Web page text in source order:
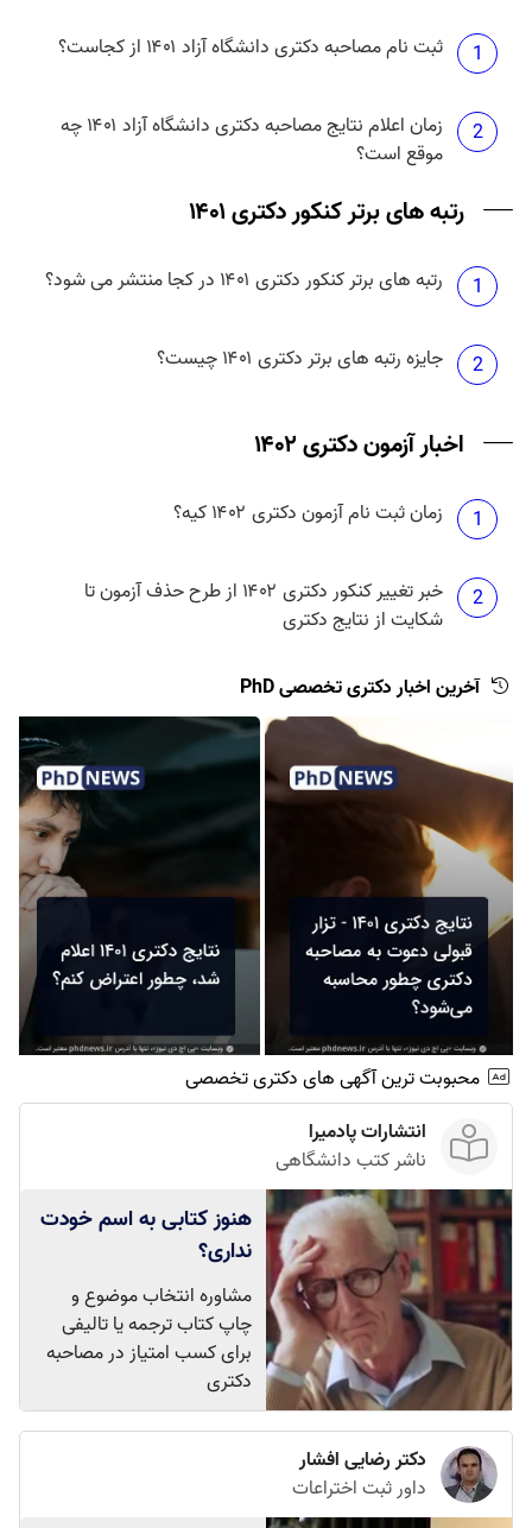
1 ثبت نام مصاحبه دکتری دانشگاه آزاد ۱۴۰۱ از کجاست؟
2
زمان اعلام نتایج مصاحبه دکتری دانشگاه آزاد ۱۴۰۱ چه
موقع است؟
رتبه های برتر کنکور دکتری ۱۴۰۱
1 رتبه های برتر کنکور دکتری ۱۴۰۱ در کجا منتشر می شود؟
2 جایزه رتبه های برتر دکتری ۱۴۰۱ چیست؟
اخبار آزمون دکتری ۱۴۰۲
1 زمان ثبت نام آزمون دکتری ۱۴۰۲ کیه؟
2
خبر تغییر کنکور دکتری ۱۴۰۲ از طرح حذف آزمون تا
شکایت از نتایج دکتری
آخرین اخبار دکتری تخصصی PhD
محبوبت ترین آگهی های دکتری تخصصی
انتشارات پادمیرا
ناشر کتب دانشگاهی
هنوز کتابی به اسم خودت
نداری؟
مشاوره انتخاب موضوع و
چاپ کتاب ترجمه یا تالیفی
برای کسب امتیاز در مصاحبه
دکتری
دکتر رضایی افشار
داور ثبت اختراعات